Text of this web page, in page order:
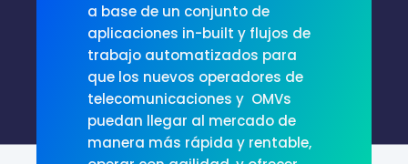
a base de un conjunto de
aplicaciones in-built y flujos de
trabajo automatizados para
que los nuevos operadores de
telecomunicaciones y OMVs
puedan llegar al mercado de
manera más rápida y rentable,